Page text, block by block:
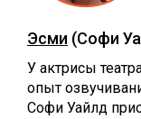
Эсми (Софи
У актрисы
опыт
Софи Уайлд